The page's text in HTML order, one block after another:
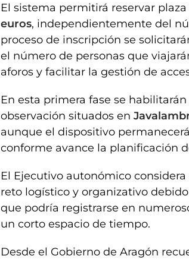
El sistema permitirá reservar
euros, independientemente del
proceso de inscripción se
el número de personas que
aforos y facilitar la gestión de
En esta primera fase se
observación situados en
aunque el dispositivo
conforme avance la planificación
El Ejecutivo autonómico
reto logístico y organizativo
que podría registrarse en
un corto espacio de tiempo.
Desde el Gobierno de Aragón